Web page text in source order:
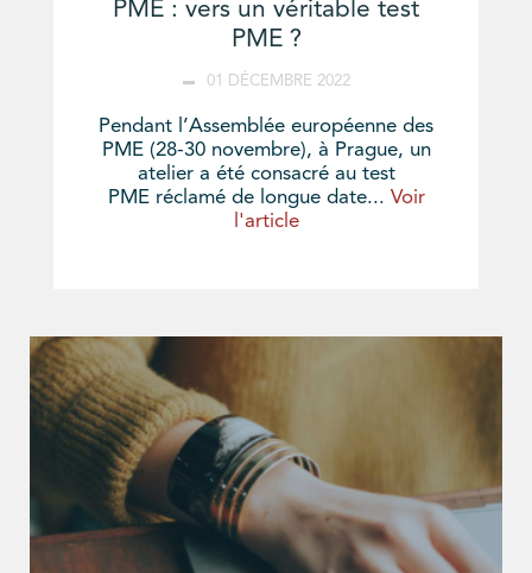
PME : vers un véritable test
PME ?
01 DÉCEMBRE 2022
Pendant l’Assemblée européenne des
PME (28-30 novembre), à Prague, un
atelier a été consacré au test
PME réclamé de longue date... Voir
l'article